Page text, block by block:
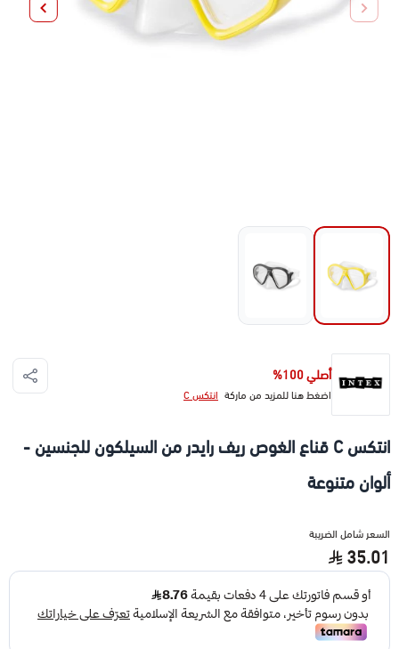
أصلي 100%
اضغط هنا للمزيد من ماركة انتكس C
انتكس C قناع الغوص ريف رايدر من السيلكون للجنسين -
ألوان متنوعة
السعر شامل الضريبة
35.01